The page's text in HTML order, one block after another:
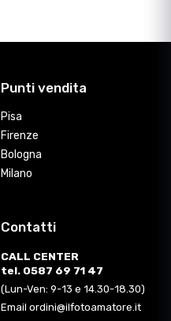
Punti vendita
Pisa
Firenze
Bologna
Milano
Contatti
CALL CENTER
tel. 0587 69 71 47
(Lun-Ven: 9-13 e 14.30-18.30)
Email ordini@ilfotoamatore.it